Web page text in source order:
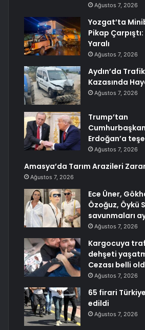
Ağustos 7, 2026
Yozgat’ta
Pikap Çarpıştı:
Yaralı
Ağustos 7, 2026
Aydın’da Trafik
Kazasında
Ağustos 7, 2026
Trump’tan
Erdoğan’a
Ağustos 7, 2026
Amasya’da Tarım Arazileri
Ağustos 7, 2026
Ece Üner,
Özoğuz, Öykü
savunmaları
Ağustos 7, 2026
Kargocuya
dehşeti
Cezası belli
Ağustos 7, 2026
65 firari
edildi
Ağustos 7, 2026